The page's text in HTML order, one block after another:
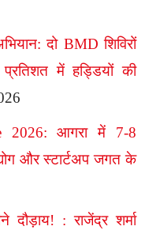
दो BMD शिविरों
में हड्डियों की
2026: आगरा में 7-8
और स्टार्टअप जगत के
: राजेंद्र शर्मा